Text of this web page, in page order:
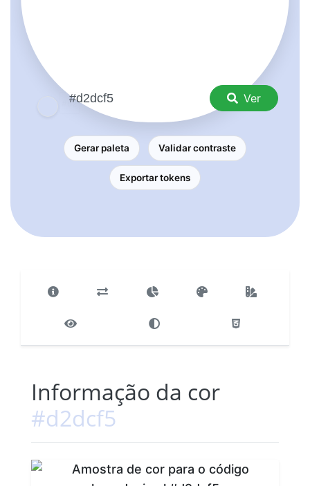
Ver
Gerar paleta Validar contraste
Exportar tokens
Informação da cor
#d2dcf5